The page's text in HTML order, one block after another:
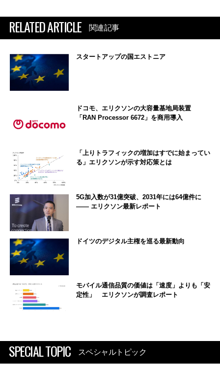
RELATED ARTICLE 関連記事
スタートアップの国エストニア
ドコモ、エリクソンの大容量基地局装置
「RAN Processor 6672」を商用導入
「上りトラフィックの増加はすでに始まってい
る」エリクソンが示す対応策とは
5G加入数が31億突破、2031年には64億件に
―― エリクソン最新レポート
ドイツのデジタル主権を巡る最新動向
モバイル通信品質の価値は「速度」よりも「安
定性」 エリクソンが調査レポート
SPECIAL TOPIC スペシャルトピック